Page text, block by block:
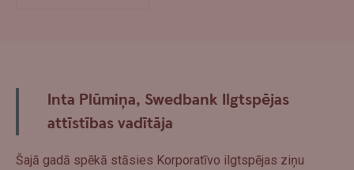
Inta Plūmiņa, Swedbank Ilgtspējas
attīstības vadītāja
Šajā gadā spēkā stāsies Korporatīvo ilgtspējas ziņu